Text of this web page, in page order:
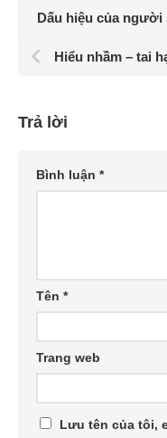
Hiểu nhầm – tai
Trả lời
Bình luận *
Tên *
Trang web
Lưu tên của tôi,